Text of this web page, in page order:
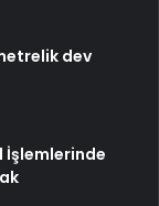
dev
İşlemlerinde